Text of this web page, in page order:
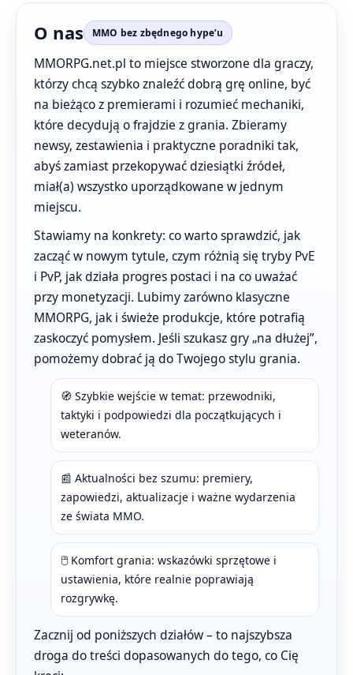
O nas MMO bez zbędnego hype’u
MMORPG.net.pl to miejsce stworzone dla graczy,
którzy chcą szybko znaleźć dobrą grę online, być
na bieżąco z premierami i rozumieć mechaniki,
które decydują o frajdzie z grania. Zbieramy
newsy, zestawienia i praktyczne poradniki tak,
abyś zamiast przekopywać dziesiątki źródeł,
miał(a) wszystko uporządkowane w jednym
miejscu.
Stawiamy na konkrety: co warto sprawdzić, jak
zacząć w nowym tytule, czym różnią się tryby PvE
i PvP, jak działa progres postaci i na co uważać
przy monetyzacji. Lubimy zarówno klasyczne
MMORPG, jak i świeże produkcje, które potrafią
zaskoczyć pomysłem. Jeśli szukasz gry „na dłużej”,
pomożemy dobrać ją do Twojego stylu grania.
🧭 Szybkie wejście w temat: przewodniki,
taktyki i podpowiedzi dla początkujących i
weteranów.
📰 Aktualności bez szumu: premiery,
zapowiedzi, aktualizacje i ważne wydarzenia
ze świata MMO.
🖱️ Komfort grania: wskazówki sprzętowe i
ustawienia, które realnie poprawiają
rozgrywkę.
Zacznij od poniższych działów – to najszybsza
droga do treści dopasowanych do tego, co Cię